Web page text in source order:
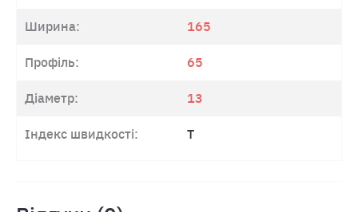
Ширина: 165
Профіль: 65
Діаметр: 13
Індекс швидкості: T